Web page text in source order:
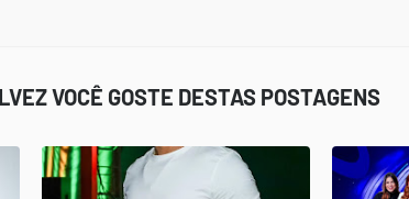
VOCÊ GOSTE DESTAS POSTAGENS